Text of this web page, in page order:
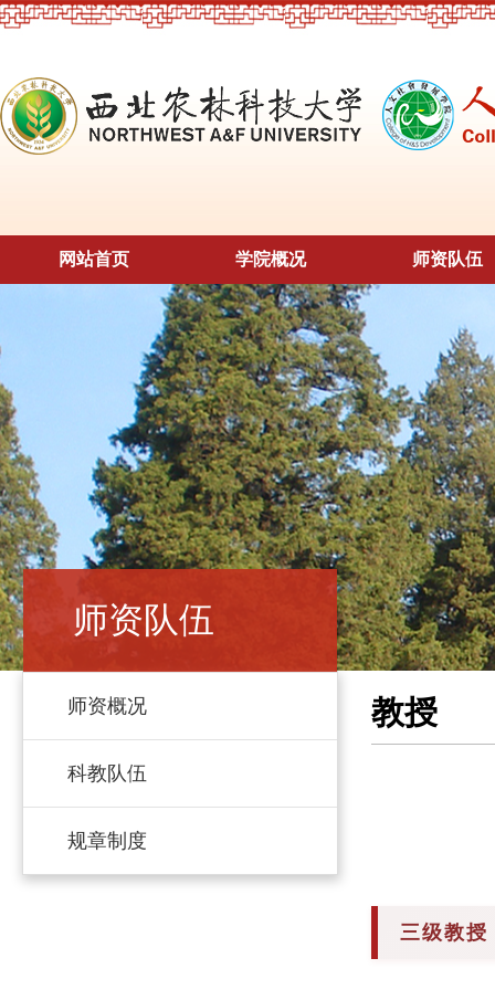
网站首页 学院概况 师资队伍
师资队伍
师资概况
科教队伍
规章制度
教授
三级教授